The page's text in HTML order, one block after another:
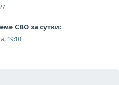
СВО за сутки:
19:10